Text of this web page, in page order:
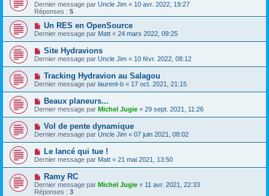
Dernier message par Uncle Jim « 10 avr. 2022, 19:27
Réponses : 5
Un RES en OpenSource
Dernier message par Matt « 24 mars 2022, 09:25
Site Hydravions
Dernier message par Uncle Jim « 10 févr. 2022, 08:12
Tracking Hydravion au Salagou
Dernier message par laurent-b « 17 oct. 2021, 21:15
Beaux planeurs...
Dernier message par Michel Jugie « 29 sept. 2021, 11:26
Vol de pente dynamique
Dernier message par Uncle Jim « 07 juin 2021, 08:02
Le lancé qui tue !
Dernier message par Matt « 21 mai 2021, 13:50
Ramy RC
Dernier message par Michel Jugie « 11 avr. 2021, 22:33
Réponses : 3